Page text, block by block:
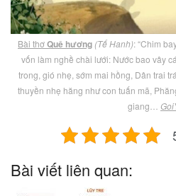
Bài thơQuê hương (Tế Hanh): “Chim
vốn làm nghề chài lưới: Nước bao vây
trong, gió nhẹ, sớm mai hồng, Dân trai
thuyền nhẹ hăng như con tuấn mã,
giang…
Bài viết liên quan: